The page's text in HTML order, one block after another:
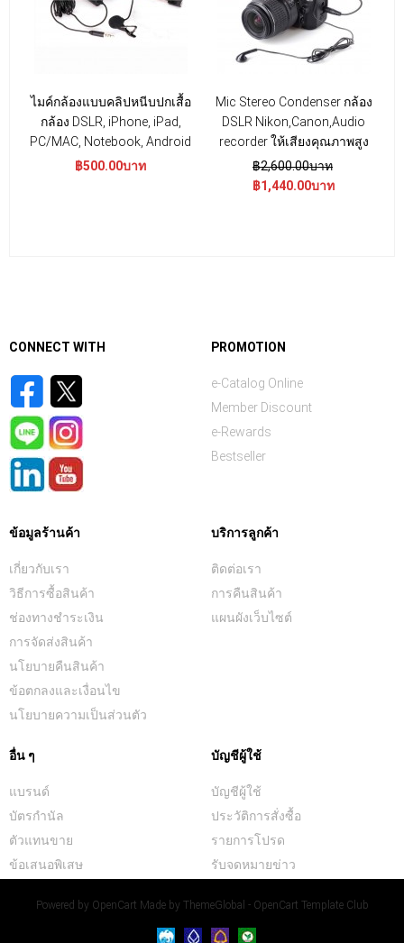
ไมค์กล้องแบบคลิปหนีบปกเสื้อ
กล้อง DSLR, iPhone, iPad,
PC/MAC, Notebook, Android
฿500.00บาท
Mic Stereo Condenser กล้อง
DSLR Nikon,Canon,Audio
recorder ให้เสียงคุณภาพสูง
฿2,600.00บาท
฿1,440.00บาท
CONNECT WITH PROMOTION
e-Catalog Online
Member Discount
e-Rewards
Bestseller
ข้อมูลร้านค้า
เกี่ยวกับเรา
วิธีการซื้อสินค้า
ช่องทางชำระเงิน
การจัดส่งสินค้า
นโยบายคืนสินค้า
ข้อตกลงและเงื่อนไข
นโยบายความเป็นส่วนตัว
บริการลูกค้า
ติดต่อเรา
การคืนสินค้า
แผนผังเว็บไซต์
อื่น ๆ
แบรนด์
บัตรกำนัล
ตัวแทนขาย
ข้อเสนอพิเสษ
บัญชีผู้ใช้
บัญชีผู้ใช้
ประวัติการสั่งซื้อ
รายการโปรด
รับจดหมายข่าว
Powered by OpenCart Made by ThemeGlobal - OpenCart Template Club